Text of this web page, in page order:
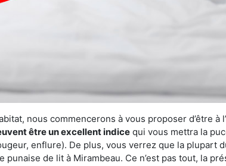
nous commencerons à vous proposer d’être à
être un excellent indice qui vous mettra la
enflure). De plus, vous verrez que la plupart
de lit à Mirambeau. Ce n’est pas tout, la